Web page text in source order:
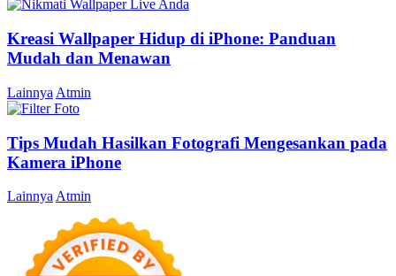
Kreasi Wallpaper Hidup di iPhone: Panduan
Mudah dan Menawan
Lainnya Atmin
Tips Mudah Hasilkan Fotografi Mengesankan pada
Kamera iPhone
Lainnya Atmin